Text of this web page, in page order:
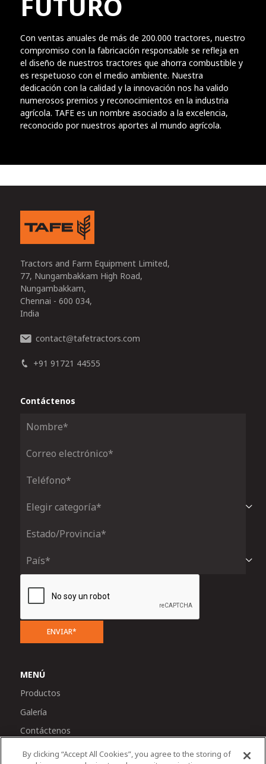
Con ventas anuales de más de 200.000 tractores, nuestro
compromiso con la fabricación responsable se refleja en
el diseño de nuestros tractores que ahorra combustible y
es respetuoso con el medio ambiente. Nuestra
dedicación con la calidad y la innovación nos ha valido
numerosos premios y reconocimientos en la industria
agrícola. TAFE es un nombre asociado a la excelencia,
reconocido por nuestros aportes al mundo agrícola.
Tractors and Farm Equipment Limited,
77, Nungambakkam High Road,
Nungambakkam,
Chennai - 600 034,
India
contact@tafetractors.com
+91 91721 44555
Contáctenos
ENVIAR*
MENÚ
Productos
Galería
Contáctenos
By clicking “Accept All Cookies”, you agree to the storing of